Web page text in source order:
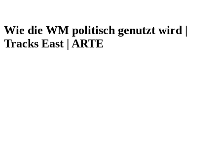
Wie die WM politisch genutzt wird |
Tracks East | ARTE